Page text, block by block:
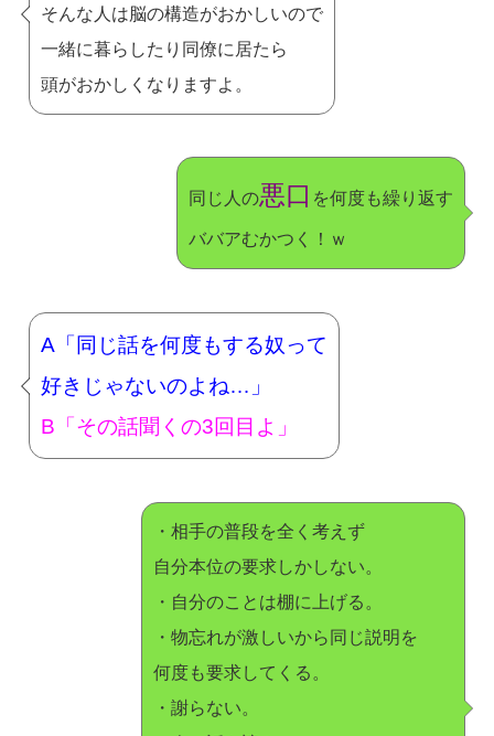
そんな人は脳の構造がおかしいので
一緒に暮らしたり同僚に居たら
頭がおかしくなりますよ。
同じ人の悪口 を何度も繰り返す
ババアむかつく！ｗ
A「同じ話を何度もする奴って
好きじゃないのよね…」
B「その話聞くの3回目よ」
・相手の普段を全く考えず
自分本位の要求しかしない。
・自分のことは棚に上げる。
・物忘れが激しいから同じ説明を
何度も要求してくる。
・謝らない。